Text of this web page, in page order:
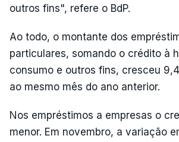
outros fins", refere o BdP.
Ao todo, o montante dos
particulares, somando o crédito à
consumo e outros fins, cresceu
ao mesmo mês do ano anterior.
Nos empréstimos a empresas o
menor. Em novembro, a variação